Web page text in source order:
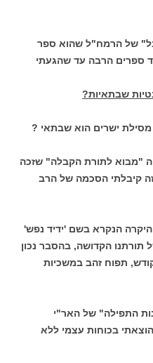
של הרמח"ל שהוא ספר
ספרים הרבה עד שהגעתי
שבתאיות?
ישרים הוא שבתאי ?
"מבוא לתורת הקבלה" שזכה
קיבלתי הסכמה של הרב
הנקרא בשם 'ידיד נפש'
הקדושה, בהסבר נכון
תפוח זהב במשכיות
התפילה" של האר"י
בכוחות עצמי ללא